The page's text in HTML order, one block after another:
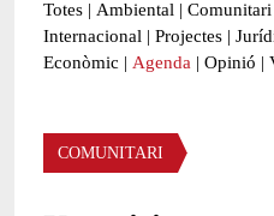
Totes | Ambiental | Comunitari
Internacional | Projectes |
Econòmic | Agenda | Opinió |
Àmbit de la notícia
COMUNITARI